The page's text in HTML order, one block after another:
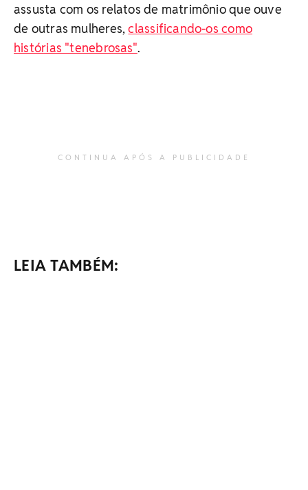
assusta com os relatos de matrimônio que ouve
de outras mulheres,classificando-os como
histórias "tenebrosas".
CONTINUA APÓS A PUBLICIDADE
LEIA TAMBÉM: